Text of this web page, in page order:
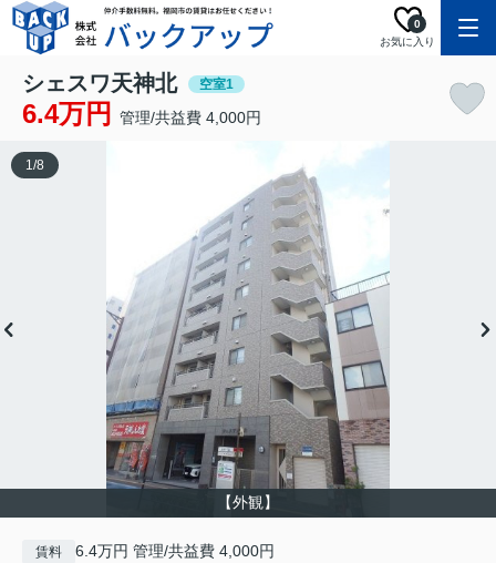
お気に入り
0
シェスワ天神北 空室1
6.4万円 管理/共益費 4,000円
【外観】
1/8
賃料 6.4万円 管理/共益費 4,000円